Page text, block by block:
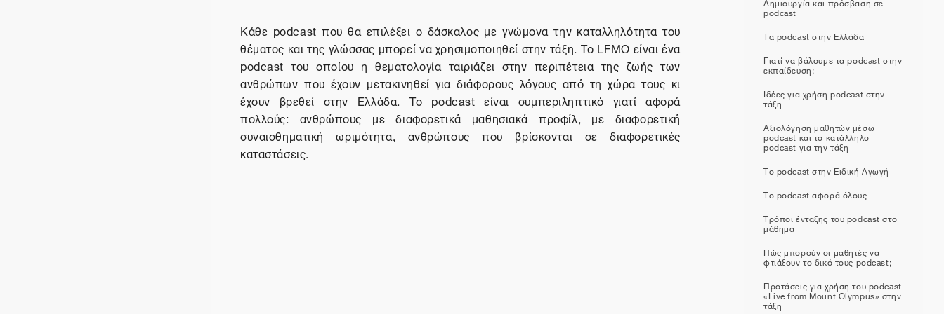
Κάθε podcast που θα επιλέξει ο δάσκαλος με γνώμονα την καταλληλότητα του
θέματος και της γλώσσας μπορεί να χρησιμοποιηθεί στην τάξη. Το LFMO είναι ένα
podcast του οποίου η θεματολογία ταιριάζει στην περιπέτεια της ζωής των
ανθρώπων που έχουν μετακινηθεί για διάφορους λόγους από τη χώρα τους κι
έχουν βρεθεί στην Ελλάδα. Το podcast είναι συμπεριληπτικό γιατί αφορά
πολλούς: ανθρώπους με διαφορετικά μαθησιακά προφίλ, με διαφορετική
συναισθηματική ωριμότητα, ανθρώπους που βρίσκονται σε διαφορετικές
καταστάσεις.
podcast
Τα podcast στην Ελλάδα
Γιατί να βάλουμε τα podcast στην
εκπαίδευση;
Ιδέες για χρήση podcast στην
τάξη
Αξιολόγηση μαθητών μέσω
podcast και το κατάλληλο
podcast για την τάξη
Το podcast στην Ειδική Αγωγή
Το podcast αφορά όλους
Τρόποι ένταξης του podcast στο
μάθημα
Πώς μπορούν οι μαθητές να
φτιάξουν το δικό τους podcast;
Προτάσεις για χρήση του podcast
«Live from Mount Olympus» στην
τάξη